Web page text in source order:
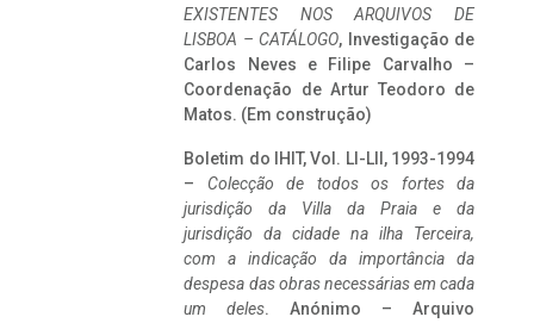
EXISTENTES NOS ARQUIVOS DE
LISBOA – CATÁLOGO, Investigação de
Carlos Neves e Filipe Carvalho –
Coordenação de Artur Teodoro de
Matos. (Em construção)
Boletim do IHIT, Vol. LI-LII, 1993-1994
– Colecção de todos os fortes da
jurisdição da Villa da Praia e da
jurisdição da cidade na ilha Terceira,
com a indicação da importância da
despesa das obras necessárias em cada
um deles. Anónimo – Arquivo